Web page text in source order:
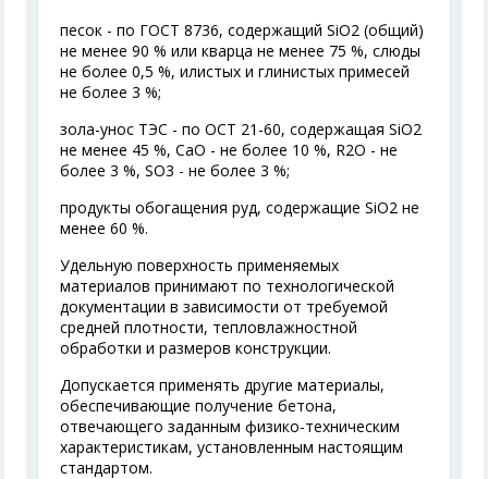
песок - по ГОСТ 8736, содержащий SiO2 (общий)
не менее 90 % или кварца не менее 75 %, слюды
не более 0,5 %, илистых и глинистых примесей
не более 3 %;
зола-унос ТЭС - по ОСТ 21-60, содержащая SiO2
не менее 45 %, СаО - не более 10 %, R2O - не
более 3 %, SO3 - не более 3 %;
продукты обогащения руд, содержащие SiO2 не
менее 60 %.
Удельную поверхность применяемых
материалов принимают по технологической
документации в зависимости от требуемой
средней плотности, тепловлажностной
обработки и размеров конструкции.
Допускается применять другие материалы,
обеспечивающие получение бетона,
отвечающего заданным физико-техническим
характеристикам, установленным настоящим
стандартом.